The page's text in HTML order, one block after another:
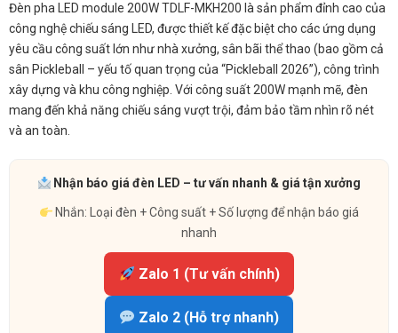
Đèn pha LED module 200W TDLF-MKH200 là sản phẩm đỉnh cao của
công nghệ chiếu sáng LED, được thiết kế đặc biệt cho các ứng dụng
yêu cầu công suất lớn như nhà xưởng, sân bãi thể thao (bao gồm cả
sân Pickleball – yếu tố quan trọng của “Pickleball 2026”), công trình
xây dựng và khu công nghiệp. Với công suất 200W mạnh mẽ, đèn
mang đến khả năng chiếu sáng vượt trội, đảm bảo tầm nhìn rõ nét
và an toàn.
Nhận báo giá đèn LED – tư vấn nhanh & giá tận xưởng
Nhắn: Loại đèn + Công suất + Số lượng để nhận báo giá
nhanh
Zalo 1 (Tư vấn chính)
Zalo 2 (Hỗ trợ nhanh)